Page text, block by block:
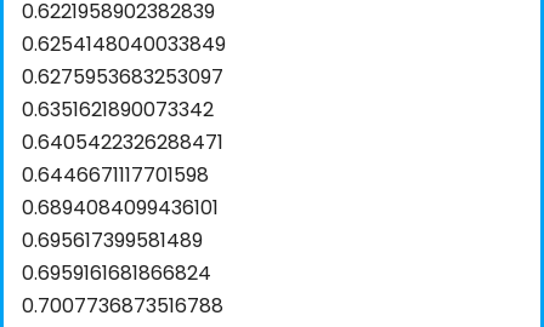
0.6221958902382839
0.6254148040033849
0.6275953683253097
0.6351621890073342
0.6405422326288471
0.6446671117701598
0.6894084099436101
0.695617399581489
0.6959161681866824
0.7007736873516788